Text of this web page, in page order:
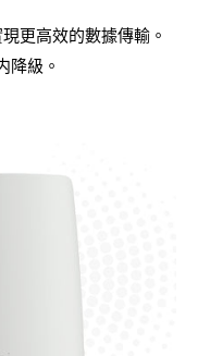
更高效的數據傳輸。
降級。